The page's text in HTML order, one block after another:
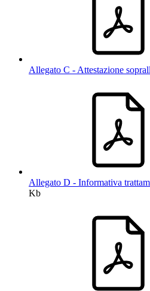
Allegato C - Attestazione
Allegato D - Informativa
Kb